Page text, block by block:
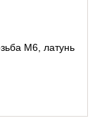
М6, латунь